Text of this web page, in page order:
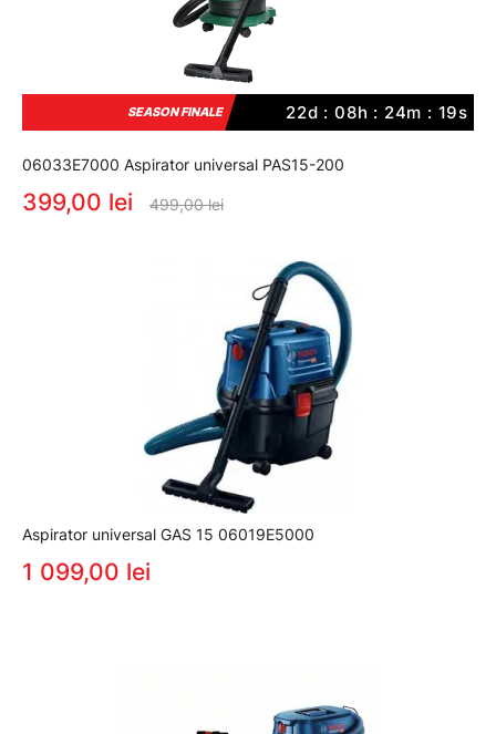
SEASON FINALE 22d : 08h : 24m : 18s
06033E7000 Aspirator universal PAS15-200
399,00 lei 499,00 lei
Aspirator universal GAS 15 06019E5000
1 099,00 lei